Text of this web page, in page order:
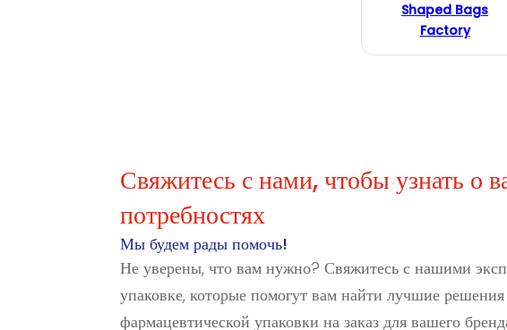
Shaped Bags
Factory
Свяжитесь с нами, чтобы узнать о
потребностях
Мы будем рады помочь!
Не уверены, что вам нужно? Свяжитесь с нашими
упаковке, которые помогут вам найти лучшие
фармацевтической упаковки на заказ для вашего